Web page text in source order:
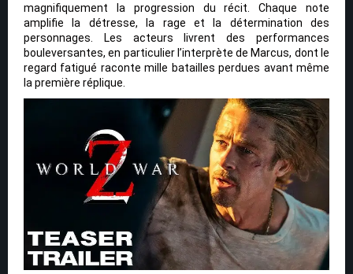
magnifiquement la progression du récit. Chaque note
amplifie la détresse, la rage et la détermination des
personnages. Les acteurs livrent des performances
bouleversantes, en particulier l’interprète de Marcus, dont le
regard fatigué raconte mille batailles perdues avant même
la première réplique.